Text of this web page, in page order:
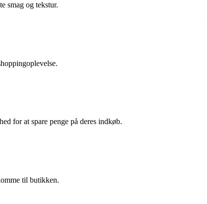
smag og tekstur.
for at spare penge på deres indkøb.
til butikken.